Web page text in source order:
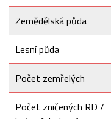
Zemědělská půda
Lesní půda
Počet zemřelých
Počet zničených RD /